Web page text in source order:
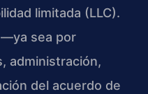
limitada (LLC).
sea por
administración,
del acuerdo de